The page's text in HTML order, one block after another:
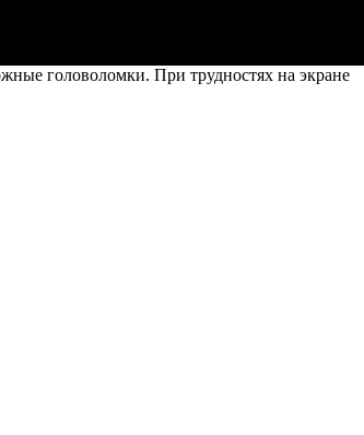
головоломки. При трудностях на экране